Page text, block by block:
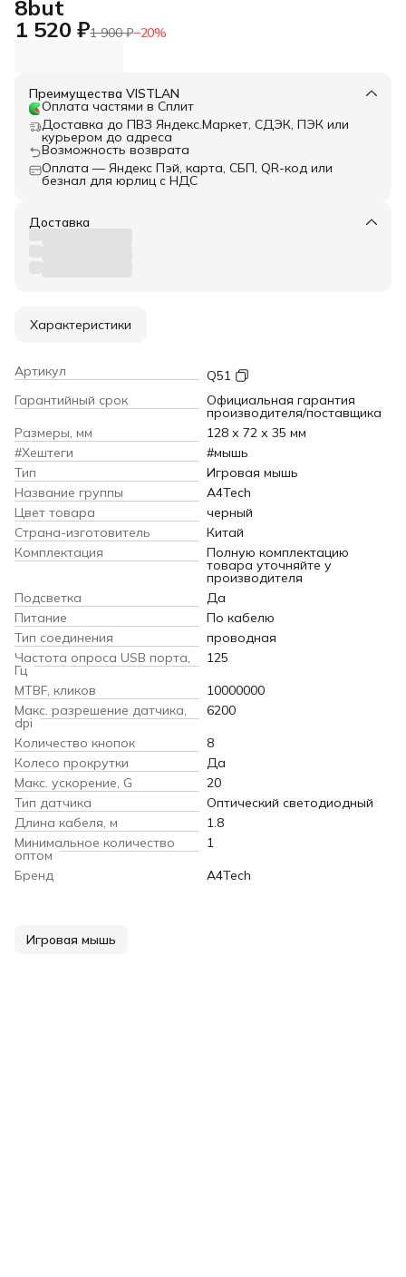
8but
1 520 ₽1 900 ₽−20%
Преимущества VISTLAN
Оплата частями в Сплит
Доставка до ПВЗ Яндекс.Маркет, СДЭК, ПЭК или
курьером до адреса
Возможность возврата
Оплата — Яндекс Пэй, карта, СБП, QR-код или
безнал для юрлиц с НДС
Доставка
Характеристики
Артикул
Q51
Гарантийный срок
Официальная гарантия
производителя/поставщика
Размеры, мм
128 х 72 х 35 мм
#Хештеги
#мышь
Тип
Игровая мышь
Название группы
A4Tech
Цвет товара
черный
Страна-изготовитель
Китай
Комплектация
Полную комплектацию
товара уточняйте у
производителя
Подсветка
Да
Питание
По кабелю
Тип соединения
проводная
Частота опроса USB порта,
Гц
125
MTBF, кликов
10000000
Макс. разрешение датчика,
dpi
6200
Количество кнопок
8
Колесо прокрутки
Да
Макс. ускорение, G
20
Тип датчика
Оптический светодиодный
Длина кабеля, м
1.8
Минимальное количество
оптом
1
Бренд
A4Tech
Игровая мышь